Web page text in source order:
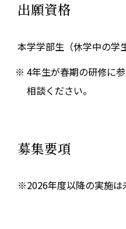
出願資格
本学学部生（休学中の学
4年生が春期の研修に
相談ください。
募集要項
※2026年度以降の実施は